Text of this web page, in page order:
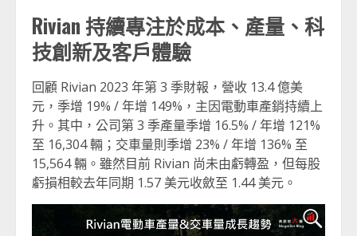
Rivian 持續專注於成本、產量、科
技創新及客戶體驗
回顧 Rivian 2023 年第 3 季財報，營收 13.4 億美
元，季增 19% / 年增 149%，主因電動車產銷持續上
升。其中，公司第 3 季產量季增 16.5% / 年增 121%
至 16,304 輛；交車量則季增 23% / 年增 136% 至
15,564 輛。雖然目前 Rivian 尚未由虧轉盈，但每股
虧損相較去年同期 1.57 美元收斂至 1.44 美元。